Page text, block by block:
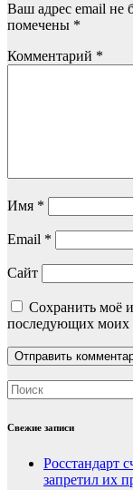
Ваш адрес email не
помечены *
Комментарий *
Имя *
Email *
Сайт
Сохранить моё
последующих моих
Свежие записи
Росстандарт
запретил их